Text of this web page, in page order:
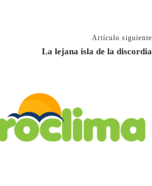
Artículo siguiente
La lejana isla de la discordia